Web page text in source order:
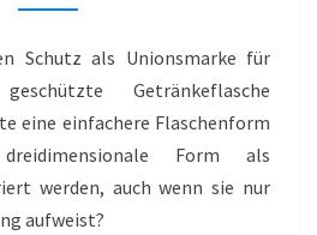
–
COLA
Schutz als Unionsmarke für
Getränkeflasche
eine einfachere Flaschenform
Form als
werden, auch wenn sie nur
aufweist?